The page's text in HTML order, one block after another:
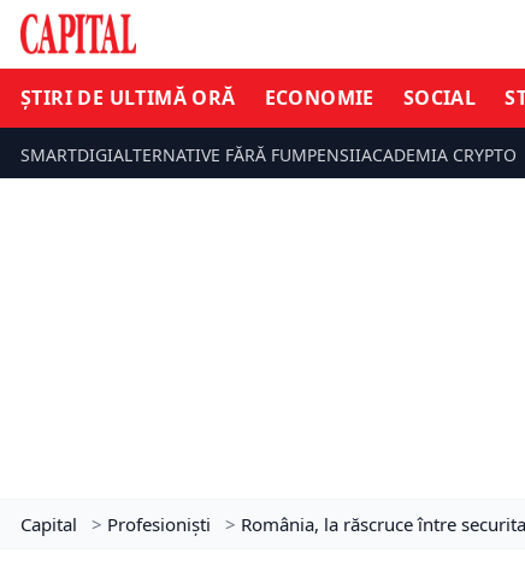
ȘTIRI DE ULTIMĂ ORĂ ECONOMIE SOCIAL
SMARTDIGIALTERNATIVE FĂRĂ FUMPENSIIACADEMIA CRYPTO
Capital > Profesioniști > România, la răscruce între